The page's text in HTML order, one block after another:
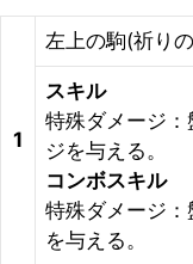
1
左上の駒(祈り
スキル
特殊ダメージ
ジを与える。
コンボスキル
特殊ダメージ
を与える。